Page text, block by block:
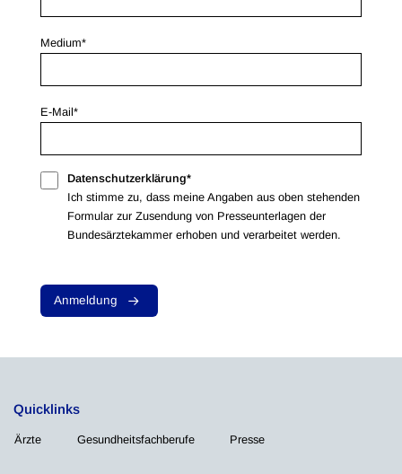
Medium*
E-Mail*
Datenschutzerklärung*
Ich stimme zu, dass meine Angaben aus oben stehenden
Formular zur Zusendung von Presseunterlagen der
Bundesärztekammer erhoben und verarbeitet werden.
Anmeldung
Quicklinks
Ärzte Gesundheitsfachberufe Presse